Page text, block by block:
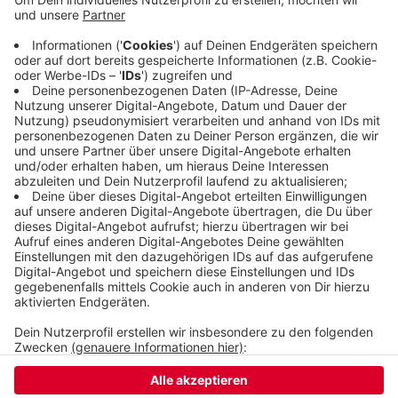
weggeräumt, die Hauptverkehrsstraßen
blockieren. Große Schäden scheinen die Bäume
nicht angerichtet zu haben.
Veröffentlicht:Donnerstag, 02.11.2023 06:46
Anzeige